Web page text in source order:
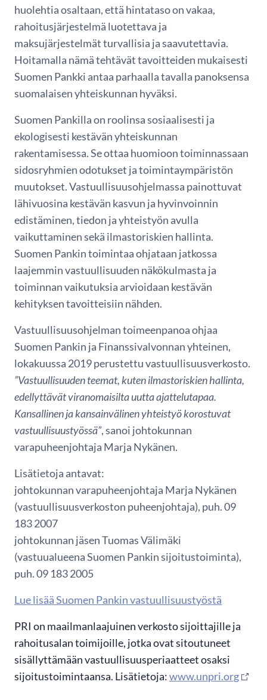
huolehtia osaltaan, että hintataso on vakaa,
rahoitusjärjestelmä luotettava ja
maksujärjestelmät turvallisia ja saavutettavia.
Hoitamalla nämä tehtävät tavoitteiden mukaisesti
Suomen Pankki antaa parhaalla tavalla panoksensa
suomalaisen yhteiskunnan hyväksi.
Suomen Pankilla on roolinsa sosiaalisesti ja
ekologisesti kestävän yhteiskunnan
rakentamisessa. Se ottaa huomioon toiminnassaan
sidosryhmien odotukset ja toimintaympäristön
muutokset. Vastuullisuusohjelmassa painottuvat
lähivuosina kestävän kasvun ja hyvinvoinnin
edistäminen, tiedon ja yhteistyön avulla
vaikuttaminen sekä ilmastoriskien hallinta.
Suomen Pankin toimintaa ohjataan jatkossa
laajemmin vastuullisuuden näkökulmasta ja
toiminnan vaikutuksia arvioidaan kestävän
kehityksen tavoitteisiin nähden.
Vastuullisuusohjelman toimeenpanoa ohjaa
Suomen Pankin ja Finanssivalvonnan yhteinen,
lokakuussa 2019 perustettu vastuullisuusverkosto.
”Vastuullisuuden teemat, kuten ilmastoriskien hallinta,
edellyttävät viranomaisilta uutta ajattelutapaa.
Kansallinen ja kansainvälinen yhteistyö korostuvat
vastuullisuustyössä”, sanoi johtokunnan
varapuheenjohtaja Marja Nykänen.
Lisätietoja antavat:
johtokunnan varapuheenjohtaja Marja Nykänen
(vastuullisuusverkoston puheenjohtaja), puh. 09
183 2007
johtokunnan jäsen Tuomas Välimäki
(vastuualueena Suomen Pankin sijoitustoiminta),
puh. 09 183 2005
Lue lisää Suomen Pankin vastuullisuustyöstä
PRI on maailmanlaajuinen verkosto sijoittajille ja
rahoitusalan toimijoille, jotka ovat sitoutuneet
sisällyttämään vastuullisuusperiaatteet osaksi
sijoitustoimintaansa. Lisätietoja:www.unpri.org